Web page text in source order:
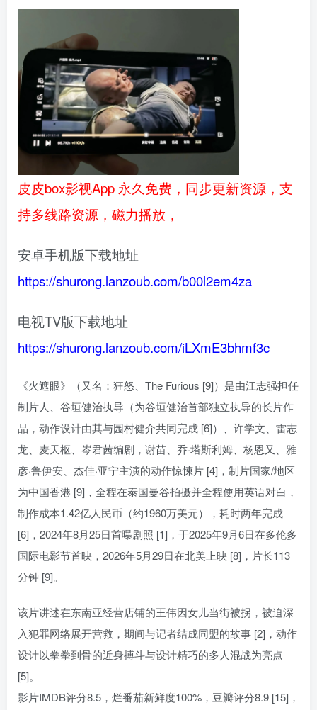
皮皮box影视App 永久免费，同步更新资源，支
持多线路资源，磁力播放，
安卓手机版下载地址
https://shurong.lanzoub.com/b00l2em4za
电视TV版下载地址
https://shurong.lanzoub.com/iLXmE3bhmf3c
《火遮眼》（又名：狂怒、The Furious [9]）是由江志强担任
制片人、谷垣健治执导（为谷垣健治首部独立执导的长片作
品，动作设计由其与园村健介共同完成 [6]）、许学文、雷志
龙、麦天枢、岑君茜编剧，谢苗、乔·塔斯利姆、杨恩又、雅
彦·鲁伊安、杰佳·亚宁主演的动作惊悚片 [4]，制片国家/地区
为中国香港 [9]，全程在泰国曼谷拍摄并全程使用英语对白，
制作成本1.42亿人民币（约1960万美元），耗时两年完成
[6]，2024年8月25日首曝剧照 [1]，于2025年9月6日在多伦多
国际电影节首映，2026年5月29日在北美上映 [8]，片长113
分钟 [9]。
该片讲述在东南亚经营店铺的王伟因女儿当街被拐，被迫深
入犯罪网络展开营救，期间与记者结成同盟的故事 [2]，动作
设计以拳拳到骨的近身搏斗与设计精巧的多人混战为亮点
[5]。
影片IMDB评分8.5，烂番茄新鲜度100%，豆瓣评分8.9 [15]，